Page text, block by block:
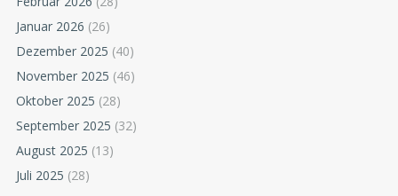
Januar 2026 (26)
Dezember 2025 (40)
November 2025 (46)
Oktober 2025 (28)
September 2025 (32)
August 2025 (13)
Juli 2025 (28)